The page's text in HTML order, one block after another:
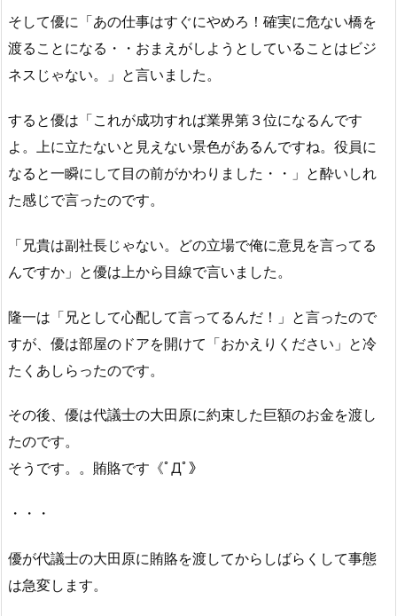
そして優に「あの仕事はすぐにやめろ！確実に危ない橋を
渡ることになる・・おまえがしようとしていることはビジ
ネスじゃない。」と言いました。
すると優は「これが成功すれば業界第３位になるんです
よ。上に立たないと見えない景色があるんですね。役員に
なると一瞬にして目の前がかわりました・・」と酔いしれ
た感じで言ったのです。
「兄貴は副社長じゃない。どの立場で俺に意見を言ってる
んですか」と優は上から目線で言いました。
隆一は「兄として心配して言ってるんだ！」と言ったので
すが、優は部屋のドアを開けて「おかえりください」と冷
たくあしらったのです。
その後、優は代議士の大田原に約束した巨額のお金を渡し
たのです。
そうです。。賄賂です《ﾟДﾟ》
・・・
優が代議士の大田原に賄賂を渡してからしばらくして事態
は急変します。